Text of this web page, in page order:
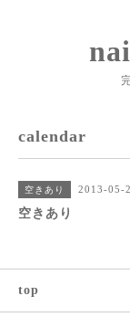
calendar
空きあり 2013-05-
空きあり
top